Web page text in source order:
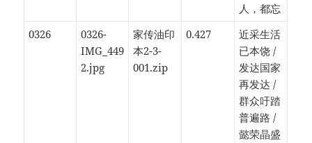
人，都忘
0326
0326-
IMG_449
2.jpg
家传油印
本2-3-
001.zip
0.427
近采生活
已本饶 /
发达国家
再发达 /
群众吁踏
普遍路 /
懿荣晶盛